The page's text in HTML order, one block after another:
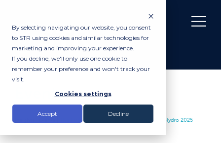
By selecting navigating our website, you consent
to STR using cookies and similar technologies for
marketing and improving your experience.
If you decline, we'll only use one cookie to
remember your preference and won't track your
visit.
Cookies settings
Accept Decline
Events
The Hydrographic Society of America: US Hydro 2025